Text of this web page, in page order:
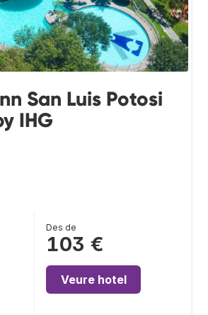
San Luis Potosi
IHG
Des de
103 €
Veure hotel